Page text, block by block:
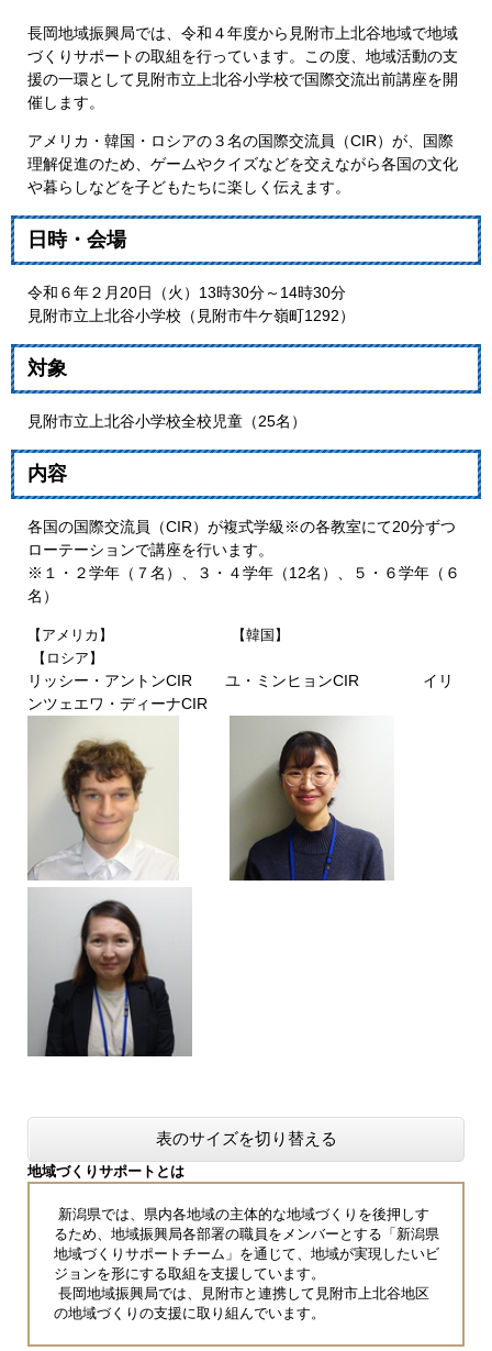
長岡地域振興局では、令和４年度から見附市上北谷地域で地域
づくりサポートの取組を行っています。この度、地域活動の支
援の一環として見附市立上北谷小学校で国際交流出前講座を開
催します。
アメリカ・韓国・ロシアの３名の国際交流員（CIR）が、国際
理解促進のため、ゲームやクイズなどを交えながら各国の文化
や暮らしなどを子どもたちに楽しく伝えます。
日時・会場
令和６年２月20日（火）13時30分～14時30分
見附市立上北谷小学校（見附市牛ケ嶺町1292）
対象
見附市立上北谷小学校全校児童（25名）
内容
各国の国際交流員（CIR）が複式学級※の各教室にて20分ずつ
ローテーションで講座を行います。
※１・２学年（７名）、３・４学年（12名）、５・６学年（６
名）
【アメリカ】 【韓国】
【ロシア】
リッシー・アントンCIR​ ユ・ミンヒョンCIR イリ
ンツェエワ・ディーナCIR​
表のサイズを切り替える
地域づくりサポートとは
新潟県では、県内各地域の主体的な地域づくりを後押しす
るため、地域振興局各部署の職員をメンバーとする「新潟県
地域づくりサポートチーム」を通じて、地域が実現したいビ
ジョンを形にする取組を支援しています。
長岡地域振興局では、見附市と連携して見附市上北谷地区
の地域づくりの支援に取り組んでいます。